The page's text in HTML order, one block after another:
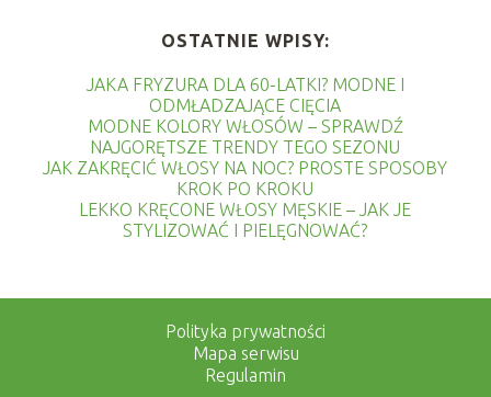
OSTATNIE WPISY:
JAKA FRYZURA DLA 60-LATKI? MODNE I
ODMŁADZAJĄCE CIĘCIA
MODNE KOLORY WŁOSÓW – SPRAWDŹ
NAJGORĘTSZE TRENDY TEGO SEZONU
JAK ZAKRĘCIĆ WŁOSY NA NOC? PROSTE SPOSOBY
KROK PO KROKU
LEKKO KRĘCONE WŁOSY MĘSKIE – JAK JE
STYLIZOWAĆ I PIELĘGNOWAĆ?
Polityka prywatności
Mapa serwisu
Regulamin